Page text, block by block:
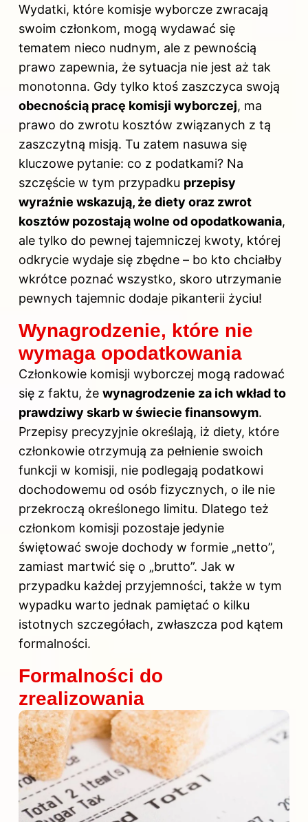
Wydatki, które komisje wyborcze zwracają
swoim członkom, mogą wydawać się
tematem nieco nudnym, ale z pewnością
prawo zapewnia, że sytuacja nie jest aż tak
monotonna. Gdy tylko ktoś zaszczyca swoją
obecnością pracę komisji wyborczej, ma
prawo do zwrotu kosztów związanych z tą
zaszczytną misją. Tu zatem nasuwa się
kluczowe pytanie: co z podatkami? Na
szczęście w tym przypadku przepisy
wyraźnie wskazują, że diety oraz zwrot
kosztów pozostają wolne od opodatkowania,
ale tylko do pewnej tajemniczej kwoty, której
odkrycie wydaje się zbędne – bo kto chciałby
wkrótce poznać wszystko, skoro utrzymanie
pewnych tajemnic dodaje pikanterii życiu!
Wynagrodzenie, które nie
wymaga opodatkowania
Członkowie komisji wyborczej mogą radować
się z faktu, że wynagrodzenie za ich wkład to
prawdziwy skarb w świecie finansowym.
Przepisy precyzyjnie określają, iż diety, które
członkowie otrzymują za pełnienie swoich
funkcji w komisji, nie podlegają podatkowi
dochodowemu od osób fizycznych, o ile nie
przekroczą określonego limitu. Dlatego też
członkom komisji pozostaje jedynie
świętować swoje dochody w formie „netto”,
zamiast martwić się o „brutto”. Jak w
przypadku każdej przyjemności, także w tym
wypadku warto jednak pamiętać o kilku
istotnych szczegółach, zwłaszcza pod kątem
formalności.
Formalności do
zrealizowania